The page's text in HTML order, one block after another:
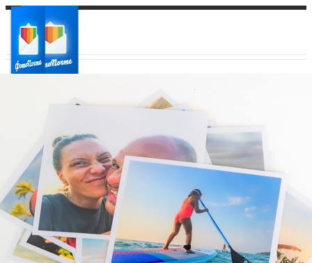
Ваш регион доставки
Выберите из списка: